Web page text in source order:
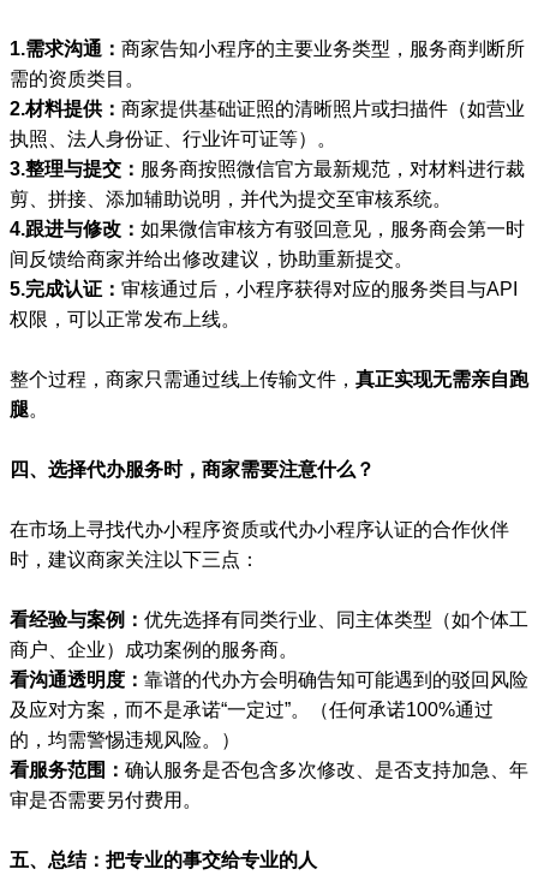
1.需求沟通： 商家告知小程序的主要业务类型，服务商判断所
需的资质类目。
2.材料提供： 商家提供基础证照的清晰照片或扫描件（如营业
执照、法人身份证、行业许可证等）。
3.整理与提交： 服务商按照微信官方最新规范，对材料进行裁
剪、拼接、添加辅助说明，并代为提交至审核系统。
4.跟进与修改： 如果微信审核方有驳回意见，服务商会第一时
间反馈给商家并给出修改建议，协助重新提交。
5.完成认证： 审核通过后，小程序获得对应的服务类目与API
权限，可以正常发布上线。
整个过程，商家只需通过线上传输文件， 真正实现无需亲自跑
腿。
四、选择代办服务时，商家需要注意什么？
在市场上寻找代办小程序资质或代办小程序认证的合作伙伴
时，建议商家关注以下三点：
看经验与案例： 优先选择有同类行业、同主体类型（如个体工
商户、企业）成功案例的服务商。
看沟通透明度： 靠谱的代办方会明确告知可能遇到的驳回风险
及应对方案，而不是承诺“一定过”。（任何承诺100%通过
的，均需警惕违规风险。）
看服务范围： 确认服务是否包含多次修改、是否支持加急、年
审是否需要另付费用。
五、总结：把专业的事交给专业的人